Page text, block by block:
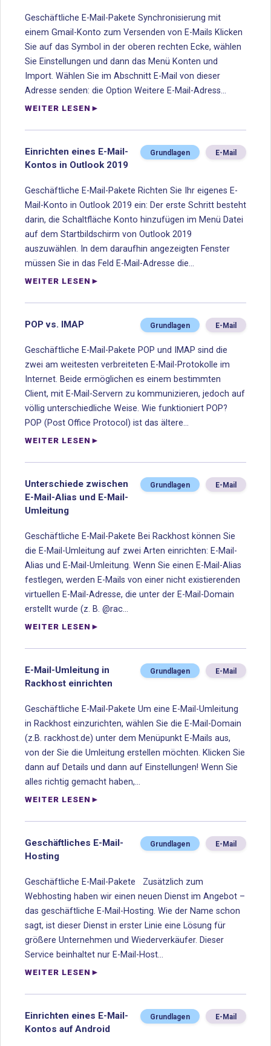
Geschäftliche E-Mail-Pakete Synchronisierung mit
einem Gmail-Konto zum Versenden von E-Mails Klicken
Sie auf das Symbol in der oberen rechten Ecke, wählen
Sie Einstellungen und dann das Menü Konten und
Import. Wählen Sie im Abschnitt E-Mail von dieser
Adresse senden: die Option Weitere E-Mail-Adress...
WEITER LESEN
Einrichten eines E-Mail-
Kontos in Outlook 2019
Grundlagen E-Mail
Geschäftliche E-Mail-Pakete Richten Sie Ihr eigenes E-
Mail-Konto in Outlook 2019 ein: Der erste Schritt besteht
darin, die Schaltfläche Konto hinzufügen im Menü Datei
auf dem Startbildschirm von Outlook 2019
auszuwählen. In dem daraufhin angezeigten Fenster
müssen Sie in das Feld E-Mail-Adresse die...
WEITER LESEN
POP vs. IMAP Grundlagen E-Mail
Geschäftliche E-Mail-Pakete POP und IMAP sind die
zwei am weitesten verbreiteten E-Mail-Protokolle im
Internet. Beide ermöglichen es einem bestimmten
Client, mit E-Mail-Servern zu kommunizieren, jedoch auf
völlig unterschiedliche Weise. Wie funktioniert POP?
POP (Post Office Protocol) ist das ältere...
WEITER LESEN
Unterschiede zwischen
E-Mail-Alias und E-Mail-
Umleitung
Grundlagen E-Mail
Geschäftliche E-Mail-Pakete Bei Rackhost können Sie
die E-Mail-Umleitung auf zwei Arten einrichten: E-Mail-
Alias und E-Mail-Umleitung. Wenn Sie einen E-Mail-Alias
festlegen, werden E-Mails von einer nicht existierenden
virtuellen E-Mail-Adresse, die unter der E-Mail-Domain
erstellt wurde (z. B. @rac...
WEITER LESEN
E-Mail-Umleitung in
Rackhost einrichten
Grundlagen E-Mail
Geschäftliche E-Mail-Pakete Um eine E-Mail-Umleitung
in Rackhost einzurichten, wählen Sie die E-Mail-Domain
(z.B. rackhost.de) unter dem Menüpunkt E-Mails aus,
von der Sie die Umleitung erstellen möchten. Klicken Sie
dann auf Details und dann auf Einstellungen! Wenn Sie
alles richtig gemacht haben,...
WEITER LESEN
Geschäftliches E-Mail-
Hosting
Grundlagen E-Mail
Geschäftliche E-Mail-Pakete Zusätzlich zum
Webhosting haben wir einen neuen Dienst im Angebot –
das geschäftliche E-Mail-Hosting. Wie der Name schon
sagt, ist dieser Dienst in erster Linie eine Lösung für
größere Unternehmen und Wiederverkäufer. Dieser
Service beinhaltet nur E-Mail-Host...
WEITER LESEN
Einrichten eines E-Mail-
Kontos auf Android
Grundlagen E-Mail